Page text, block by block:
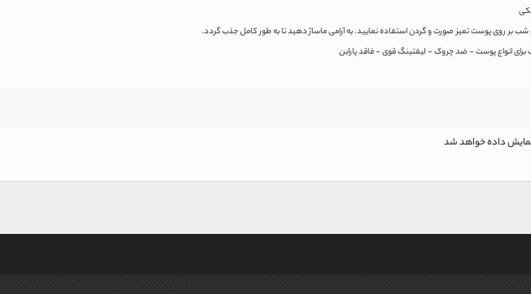
بر روی پوست تمیز صورت و گردن استفاده نمایید. به آرامی ماساژ دهید تا به طور کامل جذب گردد.
برای انواع پوست - ضد چروک - لیفتینگ قوی - فاقد پارابن
نمایش داده خواهد شد